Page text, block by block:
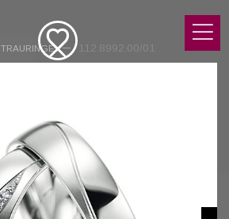
TRAURINGE 112.8992.00/01